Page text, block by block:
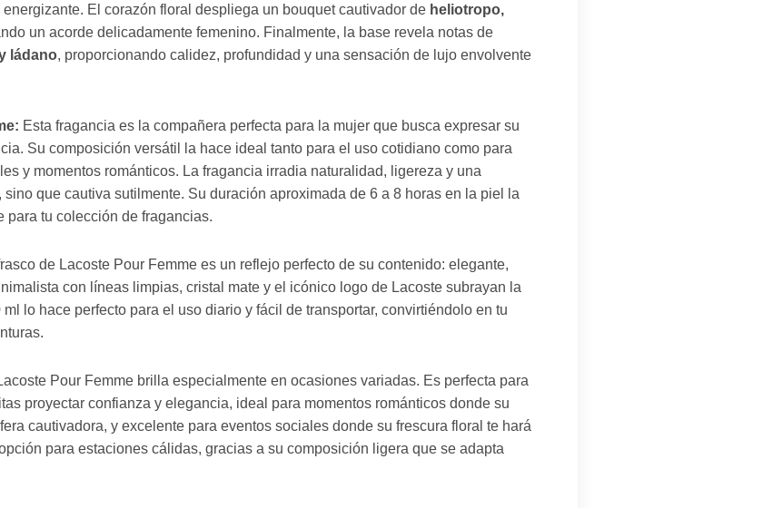
El corazón floral despliega un bouquet cautivador de heliotropo,
un acorde delicadamente femenino. Finalmente, la base revela notas de
ládano, proporcionando calidez, profundidad y una sensación de lujo envolvente
Esta fragancia es la compañera perfecta para la mujer que busca expresar su
Su composición versátil la hace ideal tanto para el uso cotidiano como para
y momentos románticos. La fragancia irradia naturalidad, ligereza y una
que cautiva sutilmente. Su duración aproximada de 6 a 8 horas en la piel la
tu colección de fragancias.
de Lacoste Pour Femme es un reflejo perfecto de su contenido: elegante,
con líneas limpias, cristal mate y el icónico logo de Lacoste subrayan la
lo hace perfecto para el uso diario y fácil de transportar, convirtiéndolo en tu
Pour Femme brilla especialmente en ocasiones variadas. Es perfecta para
proyectar confianza y elegancia, ideal para momentos románticos donde su
cautivadora, y excelente para eventos sociales donde su frescura floral te hará
para estaciones cálidas, gracias a su composición ligera que se adapta